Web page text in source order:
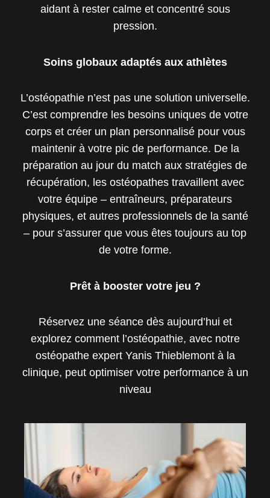
aidant à rester calme et concentré sous
pression.
Soins globaux adaptés aux athlètes
L’ostéopathie n’est pas une solution universelle.
C’est comprendre les besoins uniques de votre
corps et créer un plan personnalisé pour vous
maintenir à votre pic de performance. De la
préparation au jour du match aux stratégies de
récupération, les ostéopathes travaillent avec
votre équipe – entraîneurs, préparateurs
physiques, et autres professionnels de la santé
– pour s’assurer que vous êtes toujours au top
de votre forme.
Prêt à booster votre jeu ?
Réservez une séance dès aujourd’hui et
explorez comment l’ostéopathie, avec notre
ostéopathe expert Yanis Thieblemont à la
clinique, peut optimiser votre performance à un
niveau